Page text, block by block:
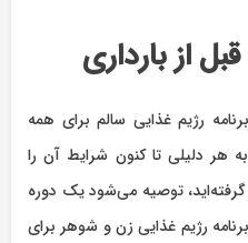
از بارداری
رژیم غذایی سالم برای همه
هر دلیلی تا کنون شرایط آن را
گرفته‌اید، توصیه می‌شود یک دوره
رژیم غذایی زن و شوهر برای